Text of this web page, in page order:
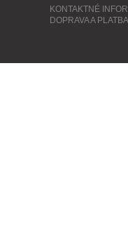
KONTAKTNÉ
DOPRAVA A PLATBA